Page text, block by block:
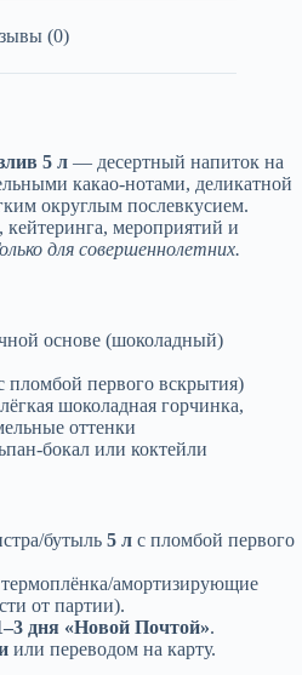
(0)
5 л — десертный напиток на
какао-нотами, деликатной
округлым послевкусием.
мероприятий и
для совершеннолетних.
основе (шоколадный)
пломбой первого вскрытия)
шоколадная горчинка,
оттенки
бокал или коктейли
бутыль 5 л с пломбой первого
амортизирующие
от партии).
дня «Новой Почтой».
или переводом на карту.